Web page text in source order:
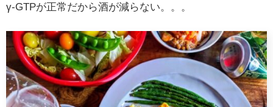
γ-GTPが正常だから酒が減らない。。。